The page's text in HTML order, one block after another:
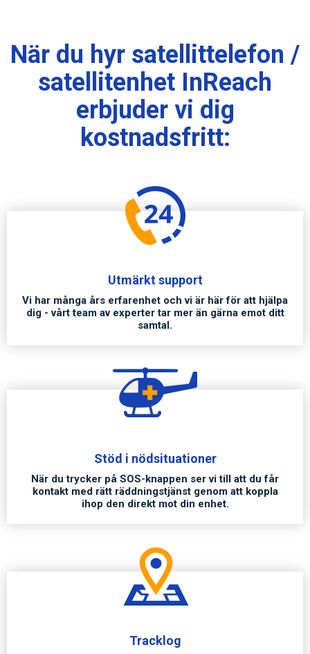
9
0
9
0
När du hyr satellittelefon /
satellitenhet InReach
erbjuder vi dig
kostnadsfritt:
Utmärkt support
Vi har många års erfarenhet och vi är här för att hjälpa
dig - vårt team av experter tar mer än gärna emot ditt
samtal.
Stöd i nödsituationer
När du trycker på SOS-knappen ser vi till att du får
kontakt med rätt räddningstjänst genom att koppla
ihop den direkt mot din enhet.
Tracklog